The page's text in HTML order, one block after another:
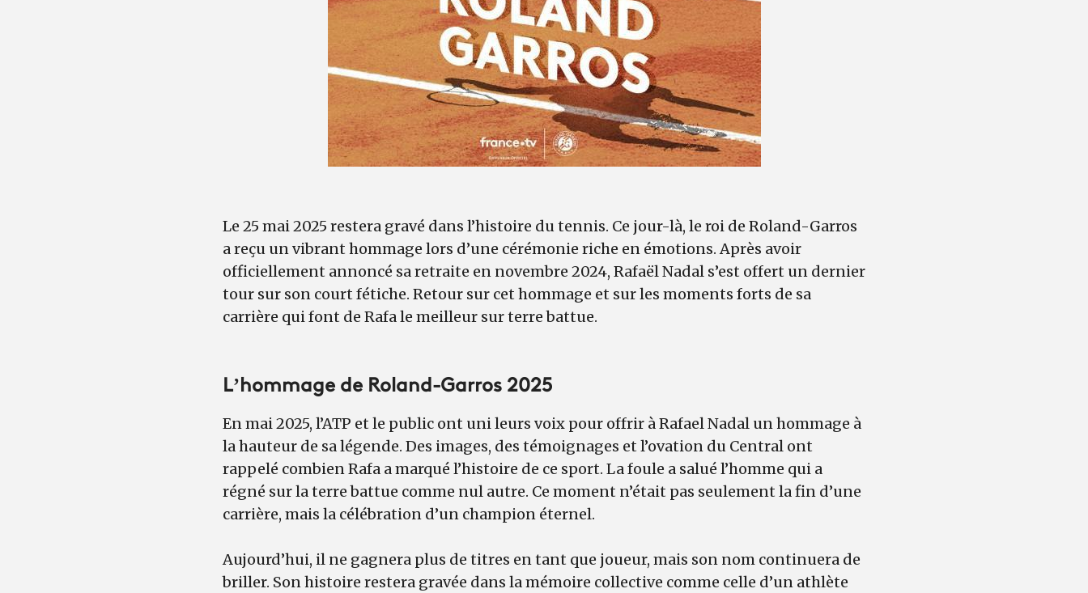
Le 25 mai 2025 restera gravé dans l’histoire du tennis. Ce jour-là, le roi de Roland-Garros
a reçu un vibrant hommage lors d’une cérémonie riche en émotions. Après avoir
officiellement annoncé sa retraite en novembre 2024, Rafaël Nadal s’est offert un dernier
tour sur son court fétiche. Retour sur cet hommage et sur les moments forts de sa
carrière qui font de Rafa le meilleur sur terre battue.
L’hommage de Roland-Garros 2025
En mai 2025, l’ATP et le public ont uni leurs voix pour offrir à Rafael Nadal un hommage à
la hauteur de sa légende. Des images, des témoignages et l’ovation du Central ont
rappelé combien Rafa a marqué l’histoire de ce sport. La foule a salué l’homme qui a
régné sur la terre battue comme nul autre. Ce moment n’était pas seulement la fin d’une
carrière, mais la célébration d’un champion éternel.
Aujourd’hui, il ne gagnera plus de titres en tant que joueur, mais son nom continuera de
briller. Son histoire restera gravée dans la mémoire collective comme celle d’un athlète